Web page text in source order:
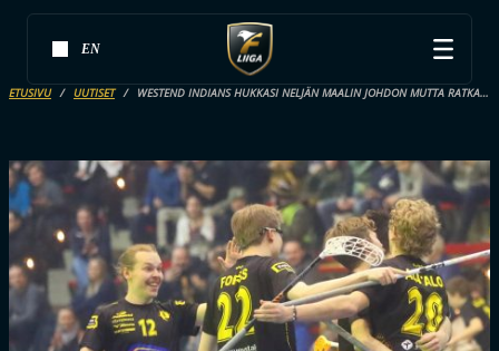
EN
ETUSIVU UUTISET WESTEND INDIANS HUKKASI NELJÄN MAALIN JOHDON MUTTA RATKAISI RANKKAREILLA